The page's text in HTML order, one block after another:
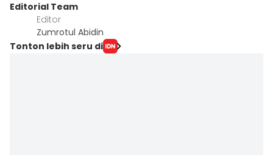
Editorial Team
Editor
Zumrotul Abidin
Tonton lebih seru di